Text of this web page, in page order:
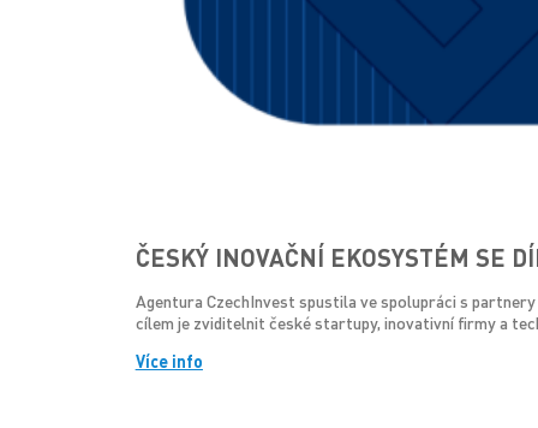
ČESKÝ INOVAČNÍ EKOSYSTÉM SE
Agentura CzechInvest spustila ve spolupráci s
cílem je zviditelnit české startupy, inovativní firmy a
Více info